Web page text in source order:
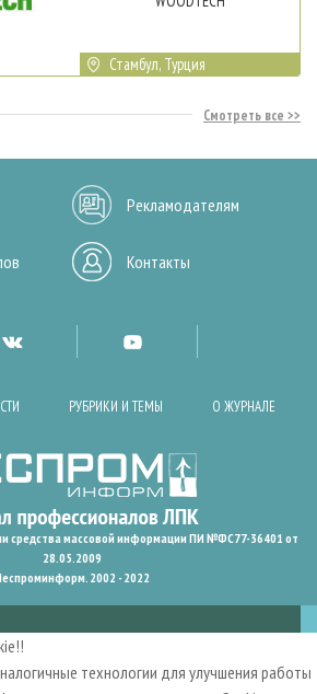
Стамбул, Турция
Смотреть все
Рекламодателям
Контакты
РУБРИКИ И ТЕМЫ О ЖУРНАЛЕ
средства массовой информации ПИ №ФС77-36401 от
28.05.2009
2002 - 2022
технологии для улучшения работы